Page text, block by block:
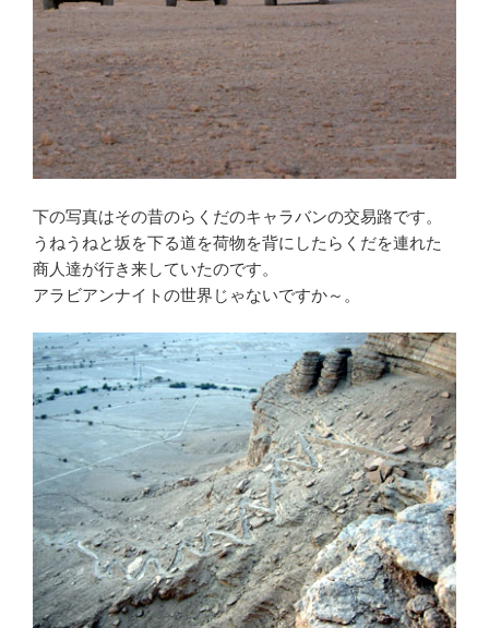
下の写真はその昔のらくだのキャラバンの交易路です。
うねうねと坂を下る道を荷物を背にしたらくだを連れた
商人達が行き来していたのです。
アラビアンナイトの世界じゃないですか～。